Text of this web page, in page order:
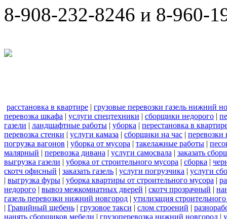
8-908-232-8246 и 8-960-
расстановка в квартире | грузовые перевозки газель нижний
перевозка шкафа | услуги спецтехники | сборщики недорого |
газели | ландшафтные работы | уборка | перестановка в
перевозка стенки | услуги камаза | сборщики на час | перевозки
погрузка вагонов | уборка от мусора | такелажные работы |
малярный | перевозка дивана | услуги самосвала | заказать
выгрузка газели | уборка от строительного мусора | сборка |
скотч офисный | заказать газель | услуги погрузчика | услуги
| выгрузка фуры | уборка квартиры от строительного мусора |
недорого | вывоз межкомнатных дверей | скотч прозрачный |
газель перевозки нижний новгород | утилизация
| Гравийный щебень | грузовое такси | слом строений |
нанять сборщиков мебели | грузоперевозка нижний новгород |